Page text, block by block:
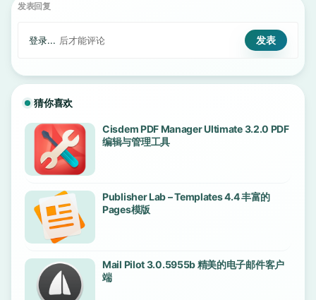
发表回复
登录... 后才能评论
猜你喜欢
Cisdem PDF Manager Ultimate 3.2.0 PDF
编辑与管理工具
Publisher Lab – Templates 4.4 丰富的
Pages模版
Mail Pilot 3.0.5955b 精美的电子邮件客户
端